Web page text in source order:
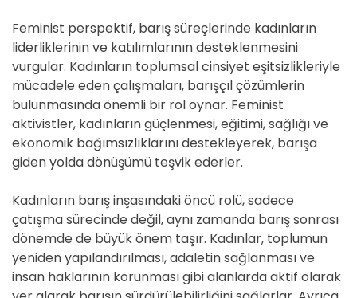
Feminist perspektif, barış süreçlerinde kadınların
liderliklerinin ve katılımlarının desteklenmesini
vurgular. Kadınların toplumsal cinsiyet eşitsizlikleriyle
mücadele eden çalışmaları, barışçıl çözümlerin
bulunmasında önemli bir rol oynar. Feminist
aktivistler, kadınların güçlenmesi, eğitimi, sağlığı ve
ekonomik bağımsızlıklarını destekleyerek, barışa
giden yolda dönüşümü teşvik ederler.
Kadınların barış inşasındaki öncü rolü, sadece
çatışma sürecinde değil, aynı zamanda barış sonrası
dönemde de büyük önem taşır. Kadınlar, toplumun
yeniden yapılandırılması, adaletin sağlanması ve
insan haklarının korunması gibi alanlarda aktif olarak